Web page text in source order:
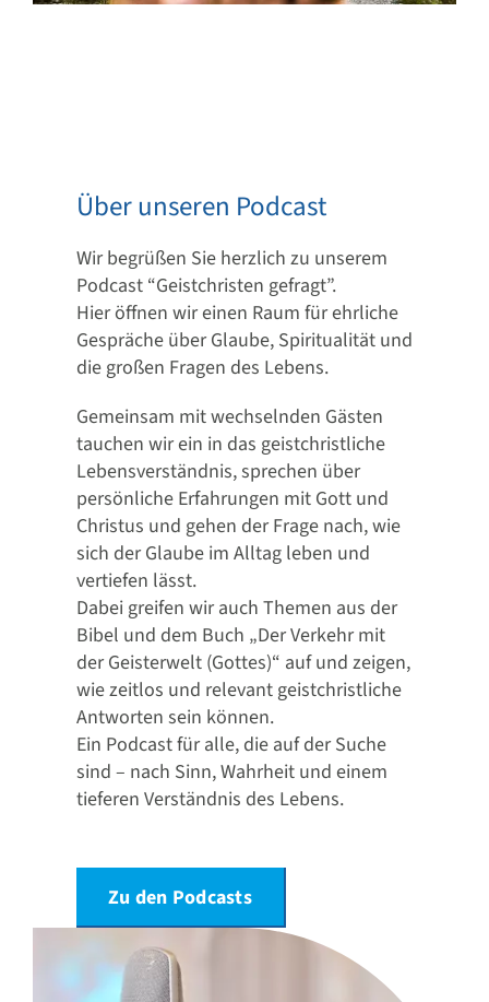
Über unseren Podcast
Wir begrüßen Sie herzlich zu unserem
Podcast “Geistchristen gefragt”.
Hier öffnen wir einen Raum für ehrliche
Gespräche über Glaube, Spiritualität und
die großen Fragen des Lebens.
Gemeinsam mit wechselnden Gästen
tauchen wir ein in das geistchristliche
Lebensverständnis, sprechen über
persönliche Erfahrungen mit Gott und
Christus und gehen der Frage nach, wie
sich der Glaube im Alltag leben und
vertiefen lässt.
Dabei greifen wir auch Themen aus der
Bibel und dem Buch „Der Verkehr mit
der Geisterwelt (Gottes)“ auf und zeigen,
wie zeitlos und relevant geistchristliche
Antworten sein können.
Ein Podcast für alle, die auf der Suche
sind – nach Sinn, Wahrheit und einem
tieferen Verständnis des Lebens.
Zu den Podcasts